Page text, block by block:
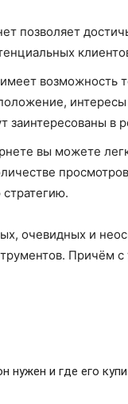
позволяет
возможность
заинтересованы в
вы можете
очевидных и
Причём
нужен и где его